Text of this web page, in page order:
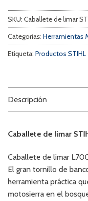
SKU: Caballete de limar
Categorías: Herramientas
Etiqueta: Productos STIHL
Descripción
Caballete de limar
Caballete de limar
El gran tornillo de
herramienta práctica
motosierra en el